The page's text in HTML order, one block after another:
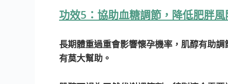
功效5：協助血糖調節，降低肥胖風
長期體重過重會影響懷孕機率，肌醇有助
有莫大幫助。